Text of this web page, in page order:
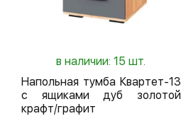
в наличии: 15 шт.
Напольная тумба Квартет-13
с ящиками дуб золотой
крафт/графит